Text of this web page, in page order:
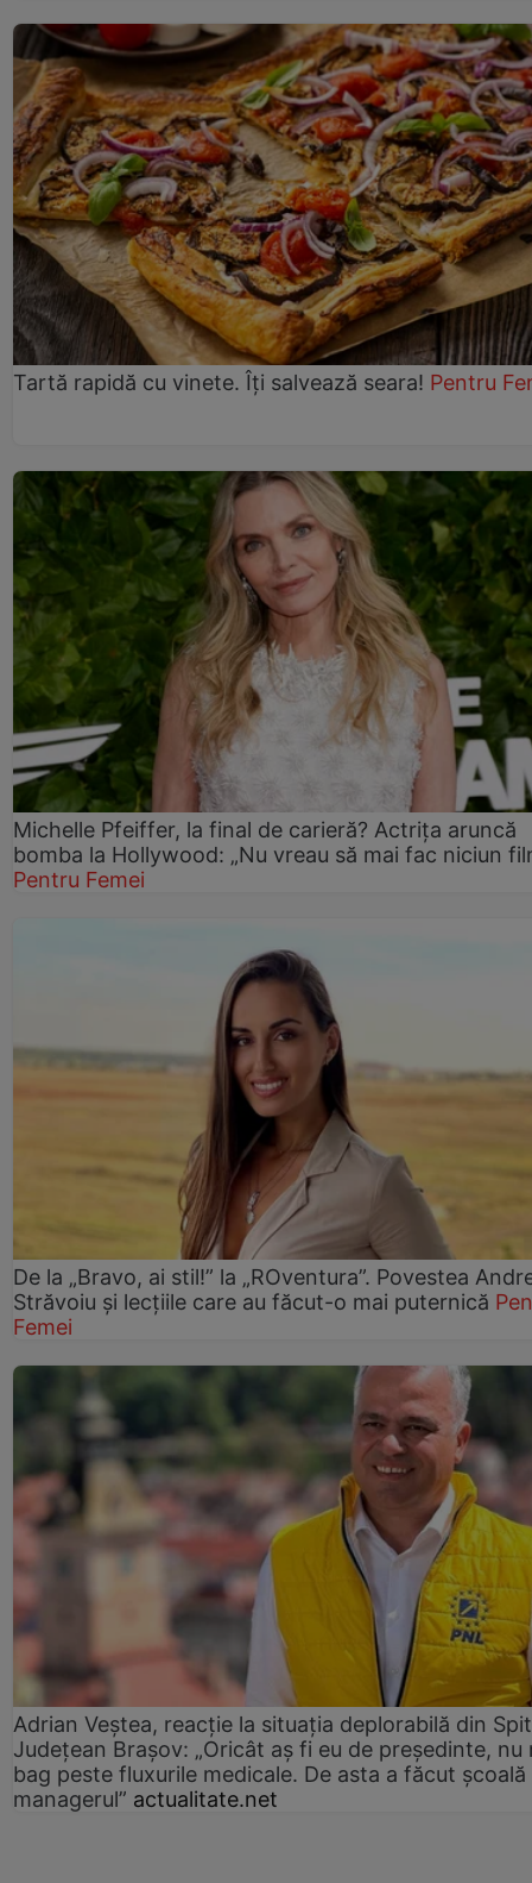
Tartă rapidă cu vinete. Îți salvează seara! Pentru
Michelle Pfeiffer, la final de carieră? Actrița aruncă
bomba la Hollywood: „Nu vreau să mai fac niciun
Pentru Femei
De la „Bravo, ai stil!” la „ROventura”. Povestea
Străvoiu și lecțiile care au făcut-o mai puternică
Femei
Adrian Veștea, reacție la situația deplorabilă din
Județean Brașov: „Oricât aș fi eu de președinte, nu
bag peste fluxurile medicale. De asta a făcut școală
managerul” actualitate.net